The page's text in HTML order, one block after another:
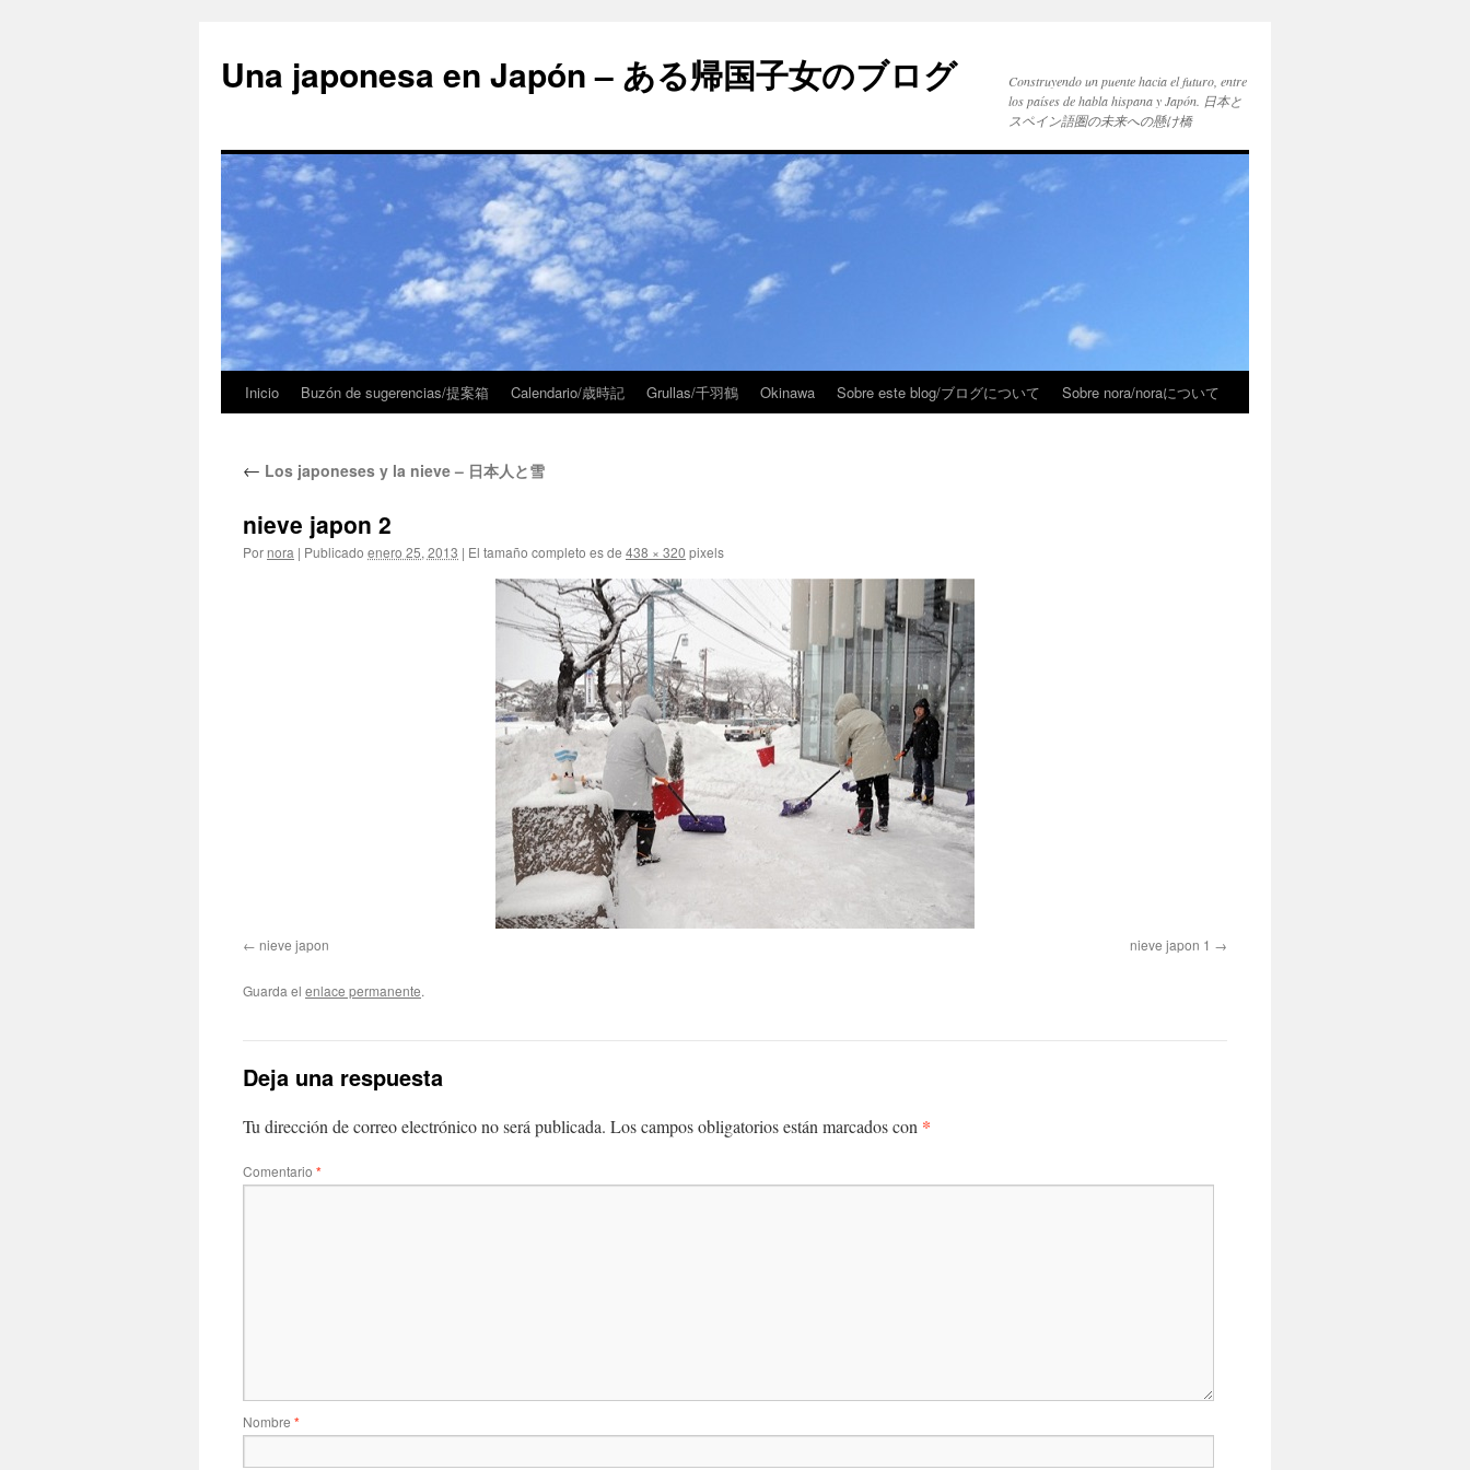
Una japonesa en Japón – ある帰国子女のブログ
Construyendo un puente hacia el futuro, entre
los países de habla hispana y Japón. 日本と
スペイン語圏の未来への懸け橋
Inicio Buzón de sugerencias/提案箱 Calendario/歳時記 Grullas/千羽鶴 Okinawa Sobre este blog/ブログについて Sobre nora/noraについて
← Los japoneses y la nieve – 日本人と雪
nieve japon 2
Por nora | Publicado enero 25, 2013 | El tamaño completo es de 438 × 320 pixels
nieve japon nieve japon 1
Guarda el enlace permanente.
Deja una respuesta
Tu dirección de correo electrónico no será publicada. Los campos obligatorios están marcados con *
Comentario *
Nombre *